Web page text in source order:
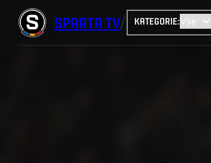
SPARTA TV KATEGORIE: